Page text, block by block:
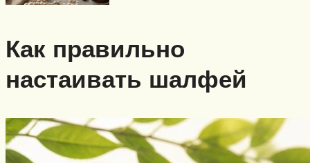
Как правильно
настаивать шалфей